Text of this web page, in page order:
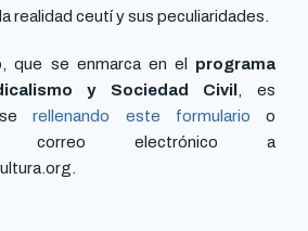
realidad ceutí y sus peculiaridades.
que se enmarca en el programa
y Sociedad Civil
, es
rellenando este formulario o
correo electrónico a